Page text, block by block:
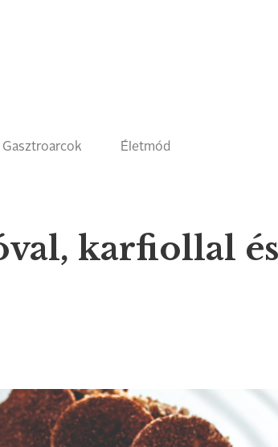
Gasztroarcok Életmód
karfiollal